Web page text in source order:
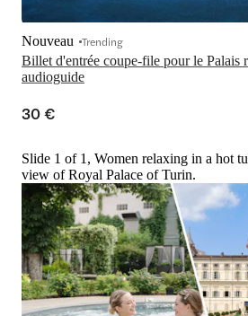
Billet d'entrée coupe-file pour le Palais
audioguide
Nouveau Trending
30 €
Slide 1 of 1, Women relaxing in a hot
view of Royal Palace of Turin.